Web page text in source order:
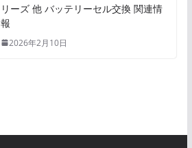
リーズ 他 バッテリーセル交換 関連情
報
2026年2月10日